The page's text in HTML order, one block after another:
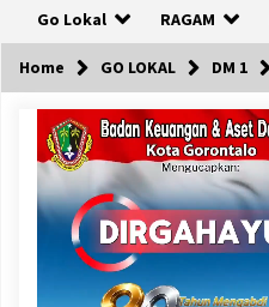
Go Lokal RAGAM
Home GO LOKAL DM 1